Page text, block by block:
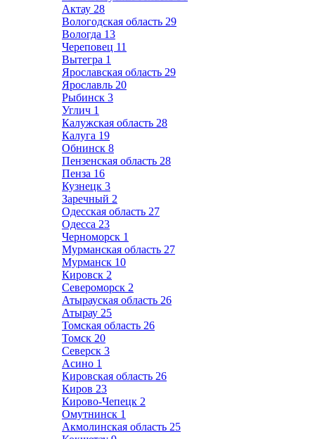
Актау 28
Вологодская область 29
Вологда 13
Череповец 11
Вытегра 1
Ярославская область 29
Ярославль 20
Рыбинск 3
Углич 1
Калужская область 28
Калуга 19
Обнинск 8
Пензенская область 28
Пенза 16
Кузнецк 3
Заречный 2
Одесская область 27
Одесса 23
Черноморск 1
Мурманская область 27
Мурманск 10
Кировск 2
Североморск 2
Атырауская область 26
Атырау 25
Томская область 26
Томск 20
Северск 3
Асино 1
Кировская область 26
Киров 23
Кирово-Чепецк 2
Омутнинск 1
Акмолинская область 25